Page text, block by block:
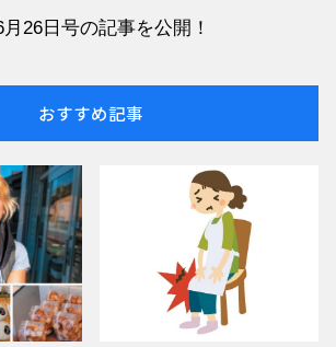
26日号の記事を公開！
おすすめ記事